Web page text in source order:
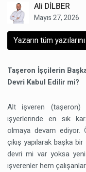
Ali DİLBER
Mayıs 27, 2026
Yazarın tüm
Taşeron İşçilerin
Devri Kabul Edilir mi?
Alt işveren (taşeron)
işyerlerinde en sık
olmaya devam ediyor.
çıkış yapılarak başka
devri mi var yoksa
işverenler hem